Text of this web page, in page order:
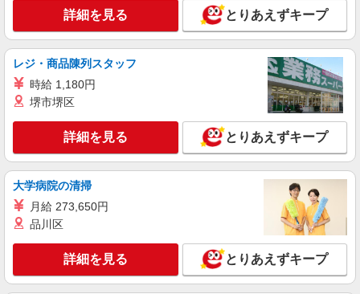
キープ 詳細を見る
株式会社kotrio /●YK-H-2067796
＜京急富岡駅＞元気もプライベートも諦めない
時給1600円〜2250円 ＜日払い有/週払い有/交
通費全支給(ガソリン代含む)＞
金沢区≪最寄り駅：京急富岡駅≫
キープ 詳細を見る
職業紹介
能見台駅◆病院の補助STAFF◆患者さん支援/
消毒など≪経験不問≫
【正社員】月給240,000〜400,000円 ・基本
詳細を見る とりあえずキープ
レジ・商品陳列スタッフ
時給 1,180円
堺市堺区
詳細を見る とりあえずキープ
大学病院の清掃
月給 273,650円
品川区
詳細を見る とりあえずキープ